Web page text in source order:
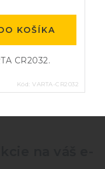
KOŠÍKA
CR2032.
Kód: VARTA-CR2032